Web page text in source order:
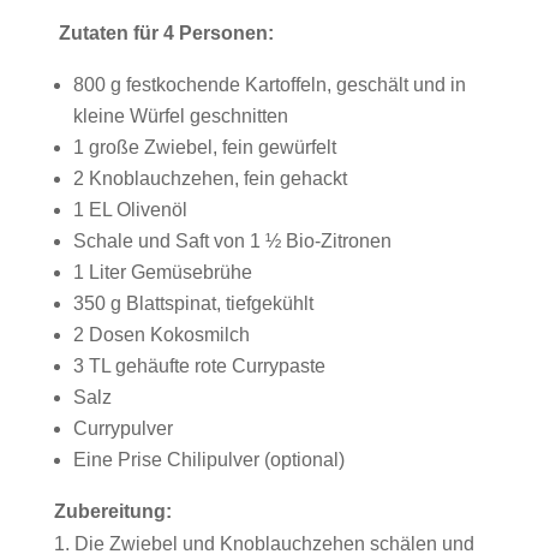
Zutaten für 4 Personen:
800 g festkochende Kartoffeln, geschält und in
kleine Würfel geschnitten
1 große Zwiebel, fein gewürfelt
2 Knoblauchzehen, fein gehackt
1 EL Olivenöl
Schale und Saft von 1 ½ Bio-Zitronen
1 Liter Gemüsebrühe
350 g Blattspinat, tiefgekühlt
2 Dosen Kokosmilch
3 TL gehäufte rote Currypaste
Salz
Currypulver
Eine Prise Chilipulver (optional)
Zubereitung:
Die Zwiebel und Knoblauchzehen schälen und